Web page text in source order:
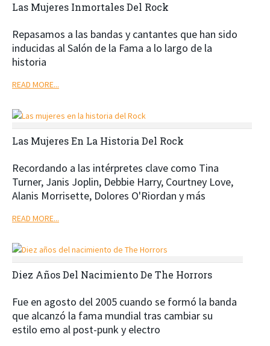
Las Mujeres Inmortales Del Rock
Repasamos a las bandas y cantantes que han sido
inducidas al Salón de la Fama a lo largo de la
historia
READ MORE...
Las Mujeres En La Historia Del Rock
Recordando a las intérpretes clave como Tina
Turner, Janis Joplin, Debbie Harry, Courtney Love,
Alanis Morrisette, Dolores O'Riordan y más
READ MORE...
Diez Años Del Nacimiento De The Horrors
Fue en agosto del 2005 cuando se formó la banda
que alcanzó la fama mundial tras cambiar su
estilo emo al post-punk y electro